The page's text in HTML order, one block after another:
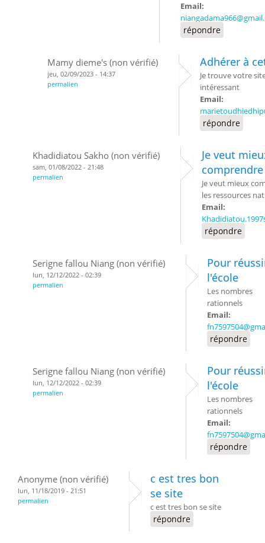
Email:
répondre
Mamy dieme's (non vérifié)
jeu, 02/09/2023 - 14:37
permalien
Adhérer à
Je trouve votre
intéressant
Email:
répondre
Khadidiatou Sakho (non vérifié)
sam, 01/08/2022 - 21:48
permalien
Je veut
Je veut mieux
les ressources
Email:
répondre
Serigne fallou Niang (non vérifié)
lun, 12/12/2022 - 02:39
permalien
Pour
l'école
Les nombres
rationnels
Email:
répondre
Serigne fallou Niang (non vérifié)
lun, 12/12/2022 - 02:39
permalien
Pour
l'école
Les nombres
rationnels
Email:
répondre
Anonyme (non vérifié)
lun, 11/18/2019 - 21:51
permalien
c est tres bon
se site
c est tres bon se site
répondre